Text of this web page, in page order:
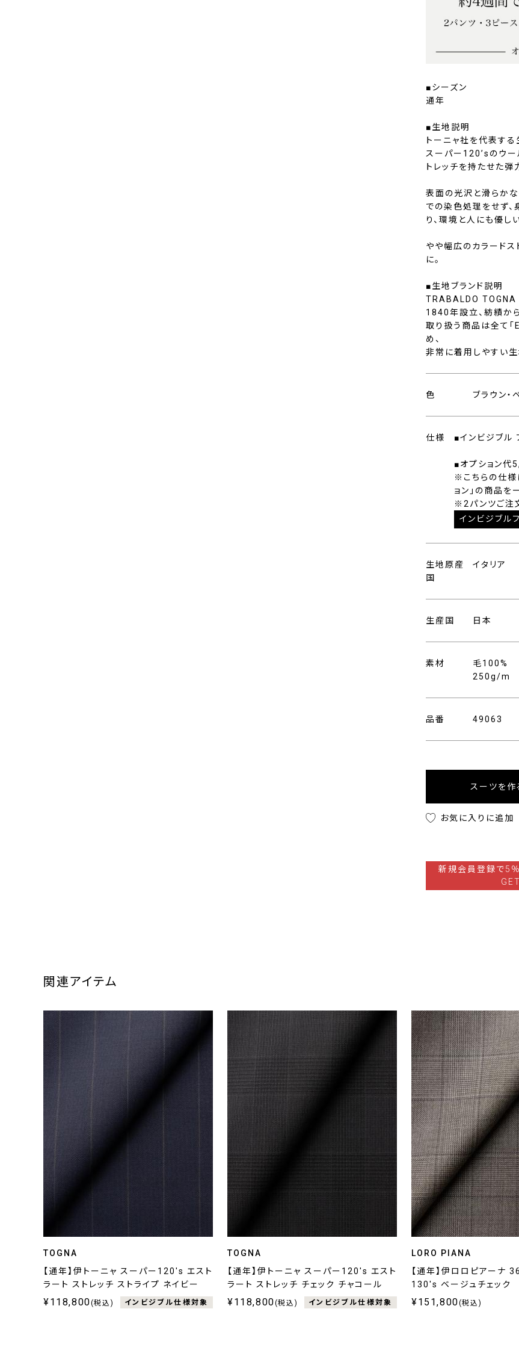
■シーズン
通年
■生地説明
トーニャ社を代表する
スーパー120’sのウ
トレッチを持たせた弾
表面の光沢と滑らかな
での染色処理をせず
り、環境と人にも優し
やや幅広のカラードス
に。
■生地ブランド説明
TRABALDO
1840年設立、紡績か
取り扱う商品は全て「
め、
非常に着用しやすい生
色 ブラウン・
仕様 ■インビジブル
■オプション
※こちらの仕様
ョン」の商品を
※2パンツご注
インビジブル
生地原産
国
イタリア
生産国 日本
素材
毛100%
250g/m
品番 49063
スーツを作
お気に入りに追加
新規会員登録で5
GET
関連アイテム
TOGNA
【通年】伊トーニャ スーパー120's エスト
ラート ストレッチ ストライプ ネイビー
¥118,800(税込) インビジブル仕様対象
TOGNA
【通年】伊トーニャ スーパー120's エスト
ラート ストレッチ チェック チャコール
¥118,800(税込) インビジブル仕様対象
LORO PIANA
【通年】伊ロロピアーナ
130's ベージュチェック
¥151,800(税込)